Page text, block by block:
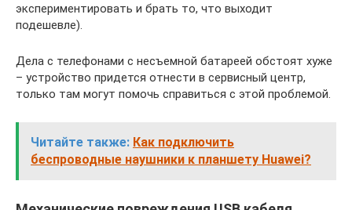
экспериментировать и брать то, что выходит
подешевле).
Дела с телефонами с несъемной батареей обстоят хуже
– устройство придется отнести в сервисный центр,
только там могут помочь справиться с этой проблемой.
Читайте также: Как подключить
беспроводные наушники к планшету Huawei?